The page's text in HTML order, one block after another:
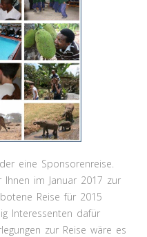
eine Sponsorenreise.
im Januar 2017 zur
Reise für 2015
Interessenten dafür
zur Reise wäre es